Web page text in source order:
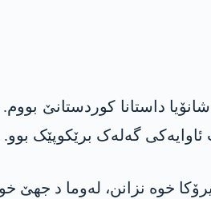
داستانا کوردستانێ
گەلەک برێکوپێک بوو.
خوە نزانن، لەوما د جھێ